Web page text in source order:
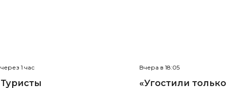
через 1 час
Туристы
Вчера в 18:05
«Угостили только